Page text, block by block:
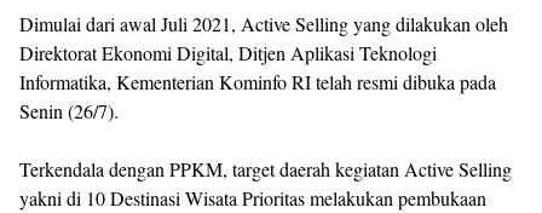
Dimulai dari awal Juli 2021, Active Selling yang dilakukan oleh
Direktorat Ekonomi Digital, Ditjen Aplikasi Teknologi
Informatika, Kementerian Kominfo RI telah resmi dibuka pada
Senin (26/7).
Terkendala dengan PPKM, target daerah kegiatan Active Selling
yakni di 10 Destinasi Wisata Prioritas melakukan pembukaan